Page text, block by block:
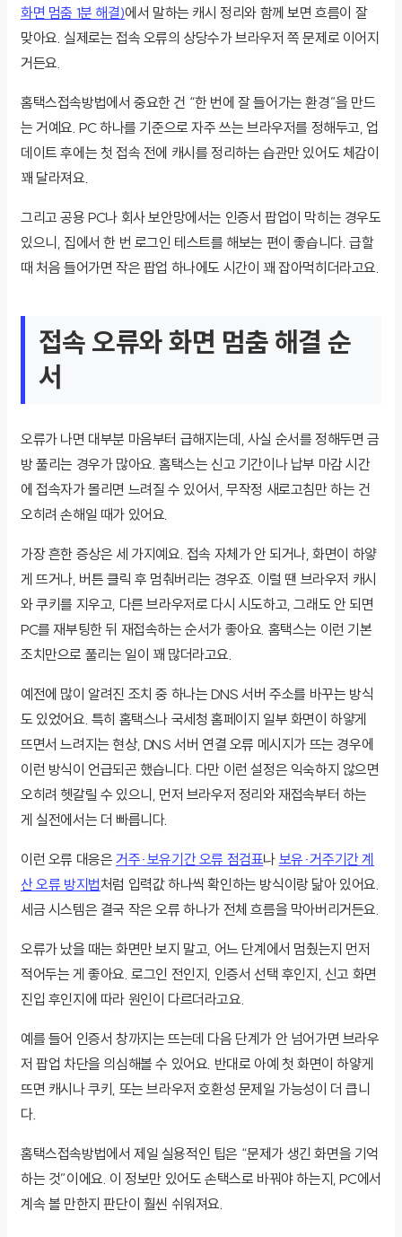
화면 멈춤 1분 해결)에서 말하는 캐시 정리와 함께 보면 흐름이 잘
맞아요. 실제로는 접속 오류의 상당수가 브라우저 쪽 문제로 이어지
거든요.
홈택스접속방법에서 중요한 건 “한 번에 잘 들어가는 환경”을 만드
는 거예요. PC 하나를 기준으로 자주 쓰는 브라우저를 정해두고, 업
데이트 후에는 첫 접속 전에 캐시를 정리하는 습관만 있어도 체감이
꽤 달라져요.
그리고 공용 PC나 회사 보안망에서는 인증서 팝업이 막히는 경우도
있으니, 집에서 한 번 로그인 테스트를 해보는 편이 좋습니다. 급할
때 처음 들어가면 작은 팝업 하나에도 시간이 꽤 잡아먹히더라고요.
접속 오류와 화면 멈춤 해결 순
서
오류가 나면 대부분 마음부터 급해지는데, 사실 순서를 정해두면 금
방 풀리는 경우가 많아요. 홈택스는 신고 기간이나 납부 마감 시간
에 접속자가 몰리면 느려질 수 있어서, 무작정 새로고침만 하는 건
오히려 손해일 때가 있어요.
가장 흔한 증상은 세 가지예요. 접속 자체가 안 되거나, 화면이 하얗
게 뜨거나, 버튼 클릭 후 멈춰버리는 경우죠. 이럴 땐 브라우저 캐시
와 쿠키를 지우고, 다른 브라우저로 다시 시도하고, 그래도 안 되면
PC를 재부팅한 뒤 재접속하는 순서가 좋아요. 홈택스는 이런 기본
조치만으로 풀리는 일이 꽤 많더라고요.
예전에 많이 알려진 조치 중 하나는 DNS 서버 주소를 바꾸는 방식
도 있었어요. 특히 홈택스나 국세청 홈페이지 일부 화면이 하얗게
뜨면서 느려지는 현상, DNS 서버 연결 오류 메시지가 뜨는 경우에
이런 방식이 언급되곤 했습니다. 다만 이런 설정은 익숙하지 않으면
오히려 헷갈릴 수 있으니, 먼저 브라우저 정리와 재접속부터 하는
게 실전에서는 더 빠릅니다.
이런 오류 대응은 거주·보유기간 오류 점검표나 보유·거주기간 계
산 오류 방지법처럼 입력값 하나씩 확인하는 방식이랑 닮아 있어요.
세금 시스템은 결국 작은 오류 하나가 전체 흐름을 막아버리거든요.
오류가 났을 때는 화면만 보지 말고, 어느 단계에서 멈췄는지 먼저
적어두는 게 좋아요. 로그인 전인지, 인증서 선택 후인지, 신고 화면
진입 후인지에 따라 원인이 다르더라고요.
예를 들어 인증서 창까지는 뜨는데 다음 단계가 안 넘어가면 브라우
저 팝업 차단을 의심해볼 수 있어요. 반대로 아예 첫 화면이 하얗게
뜨면 캐시나 쿠키, 또는 브라우저 호환성 문제일 가능성이 더 큽니
다.
홈택스접속방법에서 제일 실용적인 팁은 “문제가 생긴 화면을 기억
하는 것”이에요. 이 정보만 있어도 손택스로 바꿔야 하는지, PC에서
계속 볼 만한지 판단이 훨씬 쉬워져요.